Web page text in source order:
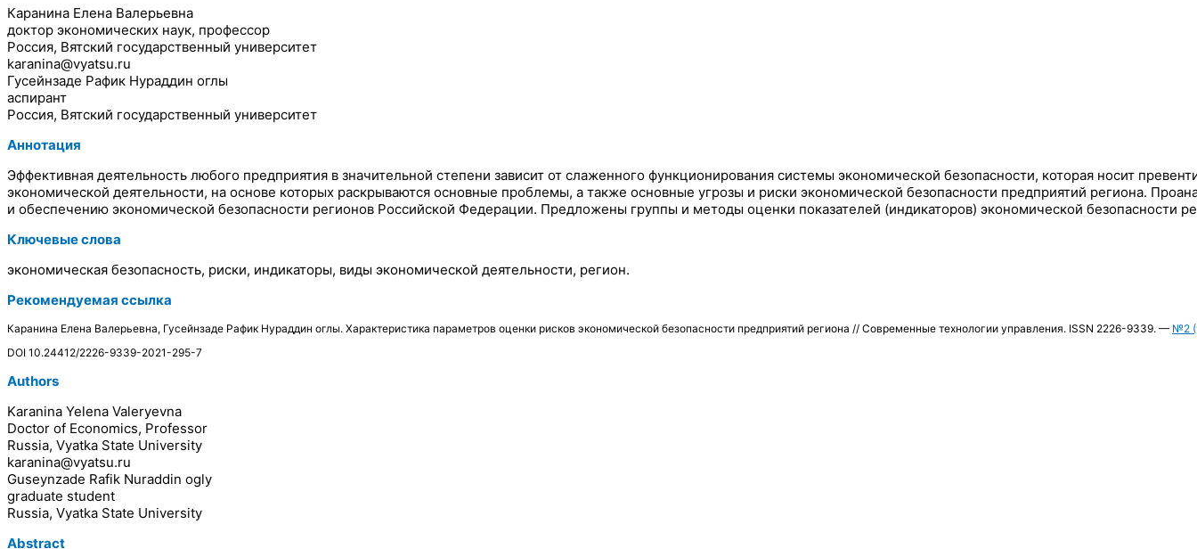
Каранина Елена Валерьевна
доктор экономических наук, профессор
Россия, Вятский государственный университет
karanina@vyatsu.ru
Гусейнзаде Рафик Нураддин оглы
аспирант
Россия, Вятский государственный университет
Аннотация
Эффективная деятельность любого предприятия в значительной степени зависит от слаженного функционирования системы экономической безопасности, которая носит
экономической деятельности, на основе которых раскрываются основные проблемы, а также основные угрозы и риски экономической безопасности предприятий региона.
и обеспечению экономической безопасности регионов Российской Федерации. Предложены группы и методы оценки показателей (индикаторов) экономической безопасности
Ключевые слова
экономическая безопасность, риски, индикаторы, виды экономической деятельности, регион.
Рекомендуемая ссылка
Каранина Елена Валерьевна, Гусейнзаде Рафик Нураддин оглы. Характеристика параметров оценки рисков экономической безопасности предприятий региона // Современные технологии управления. ISSN 2226-9339. — №2
DOI 10.24412/2226-9339-2021-295-7
Authors
Karanina Yelena Valeryevna
Doctor of Economics, Professor
Russia, Vyatka State University
karanina@vyatsu.ru
Guseynzade Rafik Nuraddin ogly
graduate student
Russia, Vyatka State University
Abstract